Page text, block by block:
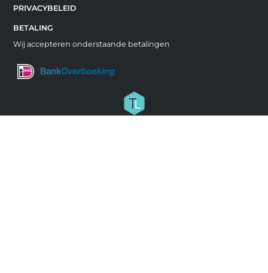
PRIVACYBELEID
BETALING
Wij accepteren onderstaande betalingen